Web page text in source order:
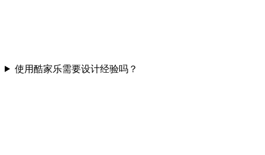
使用酷家乐需要设计经验吗？